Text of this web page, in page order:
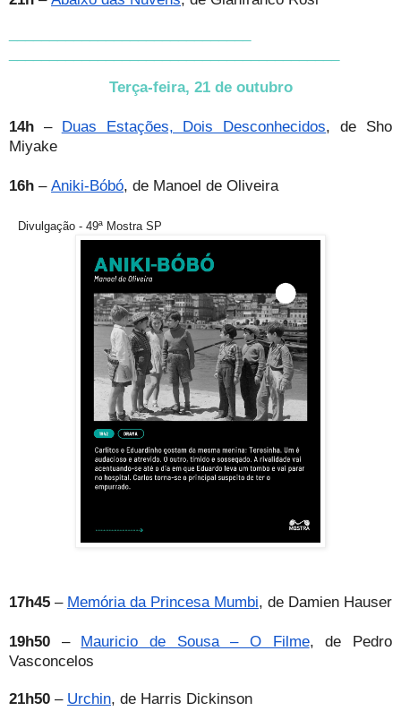
Terça-feira, 21 de outubro
14h – Duas Estações, Dois Desconhecidos, de Sho
Miyake
16h – Aniki-Bóbó, de Manoel de Oliveira
Divulgação - 49ª Mostra SP
17h45 – Memória da Princesa Mumbi, de Damien Hauser
19h50 – Mauricio de Sousa – O Filme, de Pedro
Vasconcelos
21h50 – Urchin, de Harris Dickinson